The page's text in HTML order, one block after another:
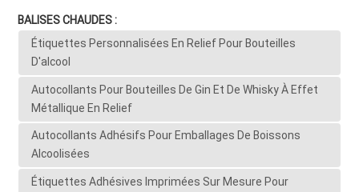
BALISES CHAUDES :
Étiquettes Personnalisées En Relief Pour Bouteilles
D'alcool
Autocollants Pour Bouteilles De Gin Et De Whisky À Effet
Métallique En Relief
Autocollants Adhésifs Pour Emballages De Boissons
Alcoolisées
Étiquettes Adhésives Imprimées Sur Mesure Pour